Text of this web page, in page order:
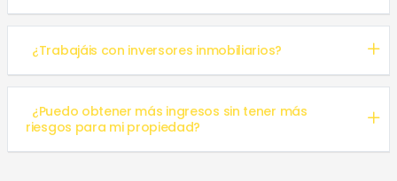
¿Trabajáis con inversores inmobiliarios?
¿Puedo obtener más ingresos sin tener más
riesgos para mi propiedad?